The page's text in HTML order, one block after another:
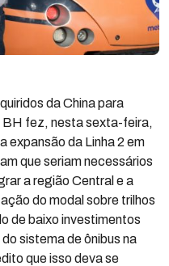
da China para
BH fez, nesta sexta-feira,
expansão da Linha 2 em
que seriam necessários
a região Central e a
do modal sobre trilhos
de baixo investimentos
sistema de ônibus na
que isso deva se